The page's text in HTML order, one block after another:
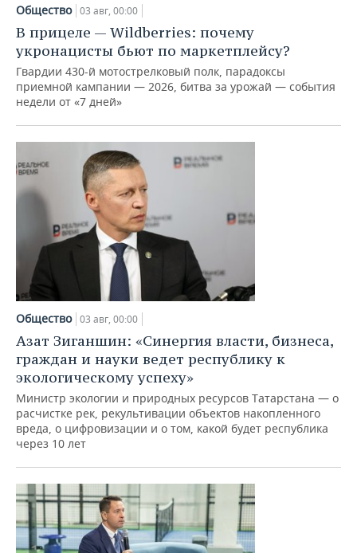
Общество 03 авг, 00:00
В прицеле — Wildberries: почему
укронацисты бьют по маркетплейсу?
Гвардии 430-й мотострелковый полк, парадоксы
приемной кампании — 2026, битва за урожай — события
недели от «7 дней»
Общество 03 авг, 00:00
Азат Зиганшин: «Синергия власти, бизнеса,
граждан и науки ведет республику к
экологическому успеху»
Министр экологии и природных ресурсов Татарстана — о
расчистке рек, рекультивации объектов накопленного
вреда, о цифровизации и о том, какой будет республика
через 10 лет